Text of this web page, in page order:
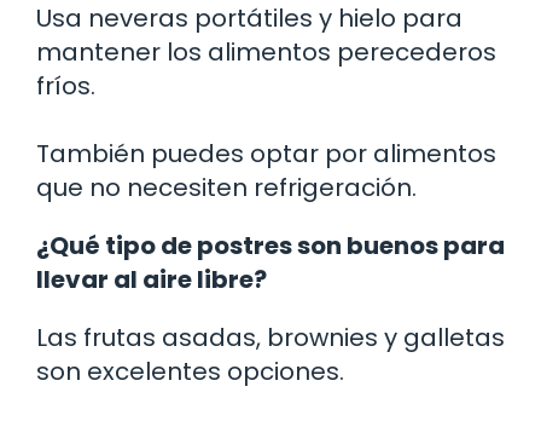
Usa neveras portátiles y hielo para
mantener los alimentos perecederos
fríos.
También puedes optar por alimentos
que no necesiten refrigeración.
¿Qué tipo de postres son buenos para
llevar al aire libre?
Las frutas asadas, brownies y galletas
son excelentes opciones.